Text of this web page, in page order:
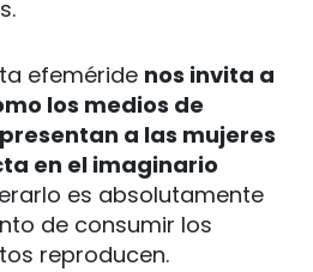
efeméride nos invita a
los medios de
a las mujeres
en el imaginario
es absolutamente
de consumir los
reproducen.